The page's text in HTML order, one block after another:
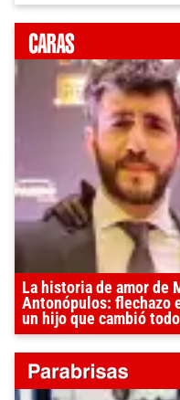
La historia de amor de
Antonópulos: flechazo
un hijo que cambió todo